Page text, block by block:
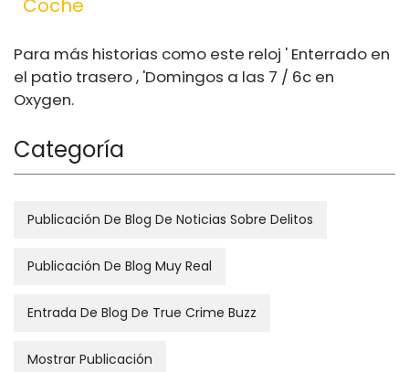
Coche
Para más historias como este reloj ' Enterrado en
el patio trasero , 'Domingos a las 7 / 6c en
Oxygen.
Categoría
Publicación De Blog De Noticias Sobre Delitos
Publicación De Blog Muy Real
Entrada De Blog De True Crime Buzz
Mostrar Publicación